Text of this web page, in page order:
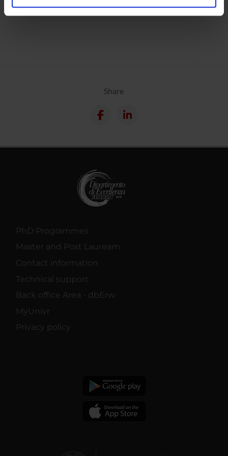
analizzare il nostro traffico. Condividiamo inoltre
Calendar
Share
PhD Programmes
Master and Post Lauream
Contact information
Technical support
Back office Area - dbErw
MyUnivr
Privacy policy